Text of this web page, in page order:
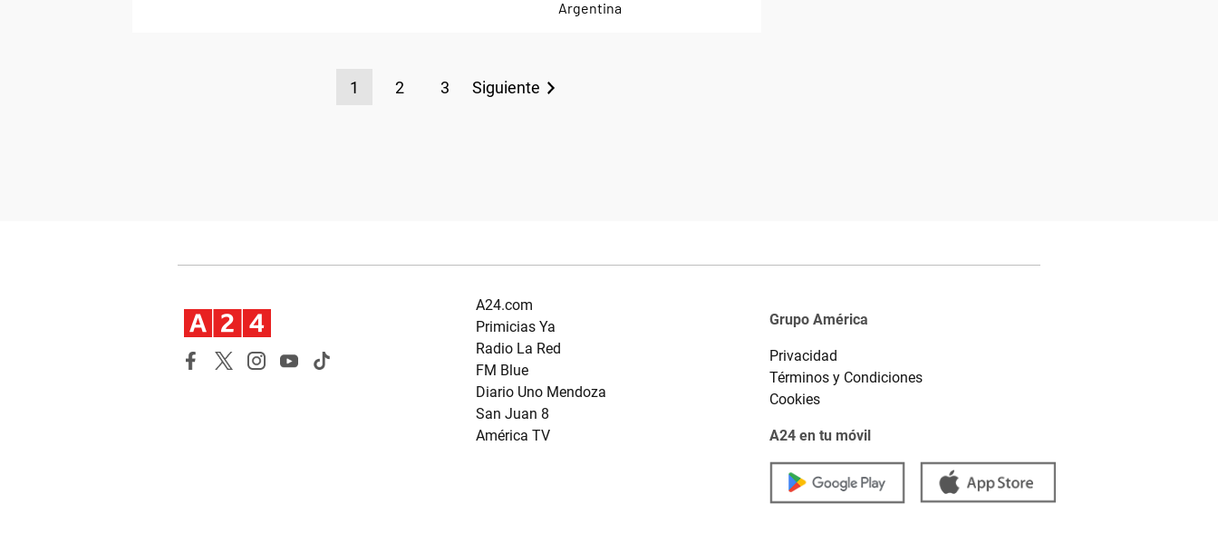
1 2 3 Siguiente
A24.com
Primicias Ya
Radio La Red
FM Blue
Diario Uno Mendoza
San Juan 8
América TV
Grupo América
Privacidad
Términos y Condiciones
Cookies
A24 en tu móvil